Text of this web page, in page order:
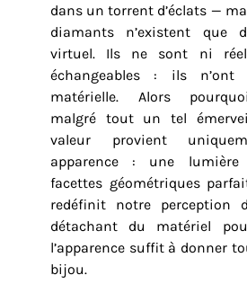
dans un torrent d’éclats —
diamants n’existent que
virtuel. Ils ne sont ni
échangeables : ils n’ont
matérielle. Alors
malgré tout un tel
valeur provient
apparence : une lumière
facettes géométriques
redéfinit notre perception
détachant du matériel
l’apparence suffit à donner
bijou.